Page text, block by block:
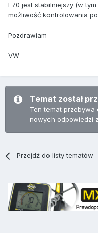
F70 jest stabilniejszy (w
możliwość kontrolowania
Pozdrawiam
VW
Temat został
Ten temat
nowych odpowiedzi
Przejdź do listy tematów